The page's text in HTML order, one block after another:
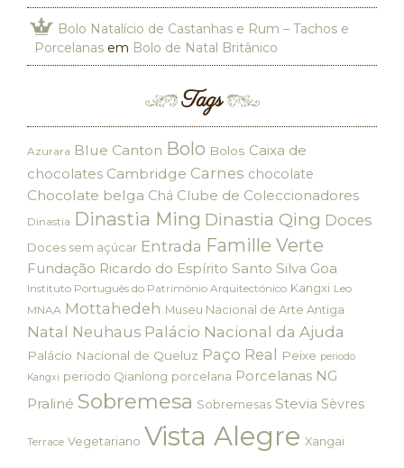
Bolo Natalício de Castanhas e Rum – Tachos e
Porcelanas em Bolo de Natal Britânico
Tags
Azurara Blue Canton Bolo Bolos Caixa de
chocolates Cambridge Carnes chocolate
Chocolate belga Chá Clube de Coleccionadores
Dinastia Dinastia Ming Dinastia Qing Doces
Doces sem açúcar Entrada Famille Verte
Fundação Ricardo do Espírito Santo Silva Goa
Instituto Português do Património Arquitectónico Kangxi Leo
MNAA Mottahedeh Museu Nacional de Arte Antiga
Natal Neuhaus Palácio Nacional da Ajuda
Palácio Nacional de Queluz Paço Real Peixe periodo
Kangxi periodo Qianlong porcelana Porcelanas NG
Praliné Sobremesa Sobremesas Stevia Sèvres
Terrace Vegetariano Vista Alegre Xangai